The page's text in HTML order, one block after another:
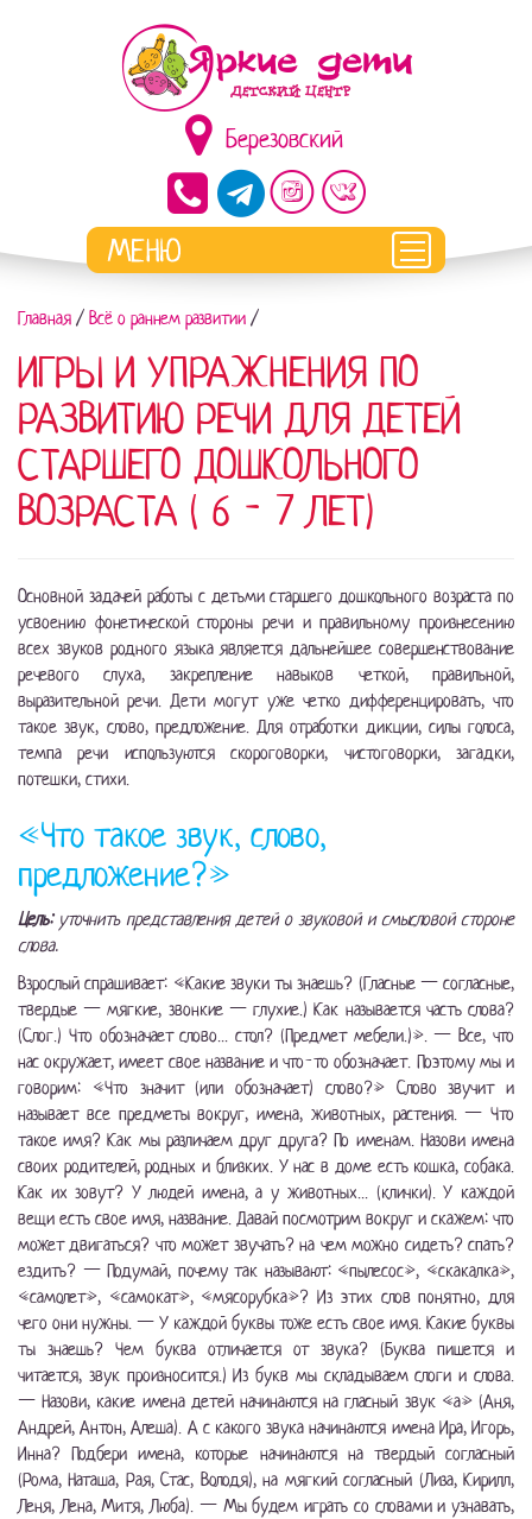
Березовский
Главная / Всё о раннем развитии /
ИГРЫ И УПРАЖНЕНИЯ ПО
РАЗВИТИЮ РЕЧИ ДЛЯ ДЕТЕЙ
СТАРШЕГО ДОШКОЛЬНОГО
ВОЗРАСТА ( 6 - 7 ЛЕТ)
Основной задачей работы с детьми старшего дошкольного возраста по
усвоению фонетической стороны речи и правильному произнесению
всех звуков родного языка является дальнейшее совершенствование
речевого слуха, закрепление навыков четкой, правильной,
выразительной речи. Дети могут уже четко дифференцировать, что
такое звук, слово, предложение. Для отработки дикции, силы голоса,
темпа речи используются скороговорки, чистоговорки, загадки,
потешки, стихи.
«Что такое звук, слово,
предложение?»
Цель: уточнить представления детей о звуковой и смысловой стороне
слова.
Взрослый спрашивает: «Какие звуки ты знаешь? (Гласные — согласные,
твердые — мягкие, звонкие — глухие.) Как называется часть слова?
(Слог.) Что обозначает слово... стол? (Предмет мебели.)». — Все, что
нас окружает, имеет свое название и что-то обозначает. Поэтому мы и
говорим: «Что значит (или обозначает) слово?» Слово звучит и
называет все предметы вокруг, имена, животных, растения. — Что
такое имя? Как мы различаем друг друга? По именам. Назови имена
своих родителей, родных и близких. У нас в доме есть кошка, собака.
Как их зовут? У людей имена, а у животных... (клички). У каждой
вещи есть свое имя, название. Давай посмотрим вокруг и скажем: что
может двигаться? что может звучать? на чем можно сидеть? спать?
ездить? — Подумай, почему так называют: «пылесос», «скакалка»,
«самолет», «самокат», «мясорубка»? Из этих слов понятно, для
чего они нужны. — У каждой буквы тоже есть свое имя. Какие буквы
ты знаешь? Чем буква отличается от звука? (Буква пишется и
читается, звук произносится.) Из букв мы складываем слоги и слова.
— Назови, какие имена детей начинаются на гласный звук «а» (Аня,
Андрей, Антон, Алеша). А с какого звука начинаются имена Ира, Игорь,
Инна? Подбери имена, которые начинаются на твердый согласный
(Рома, Наташа, Рая, Стас, Володя), на мягкий согласный (Лиза, Кирилл,
Леня, Лена, Митя, Люба). — Мы будем играть со словами и узнавать,